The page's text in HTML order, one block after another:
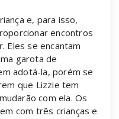
e, para isso,
encontros
Eles se encantam
garota de
adotá-la, porém se
que Lizzie tem
com ela. Os
com três crianças e